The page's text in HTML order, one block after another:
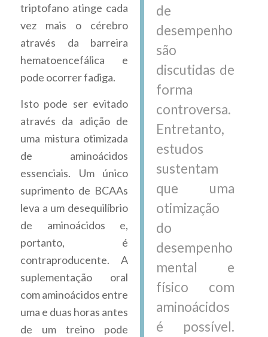
triptofano atinge cada
vez mais o cérebro
através da barreira
hematoencefálica e
pode ocorrer fadiga.
Isto pode ser evitado
através da adição de
uma mistura otimizada
de aminoácidos
essenciais. Um único
suprimento de BCAAs
leva a um desequilíbrio
de aminoácidos e,
portanto, é
contraproducente. A
suplementação oral
com aminoácidos entre
uma e duas horas antes
de um treino pode
de
desempenho
são
discutidas de
forma
controversa.
Entretanto,
estudos
sustentam
que uma
otimização
do
desempenho
mental e
físico com
aminoácidos
é possível.